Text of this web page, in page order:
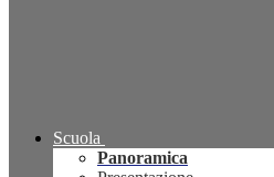
Scuola
Panoramica